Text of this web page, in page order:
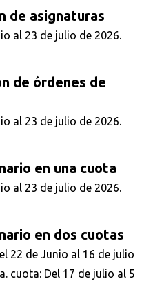
de asignaturas
al 23 de julio de 2026.
de órdenes de
al 23 de julio de 2026.
en una cuota
al 23 de julio de 2026.
en dos cuotas
22 de Junio al 16 de julio
cuota: Del 17 de julio al 5